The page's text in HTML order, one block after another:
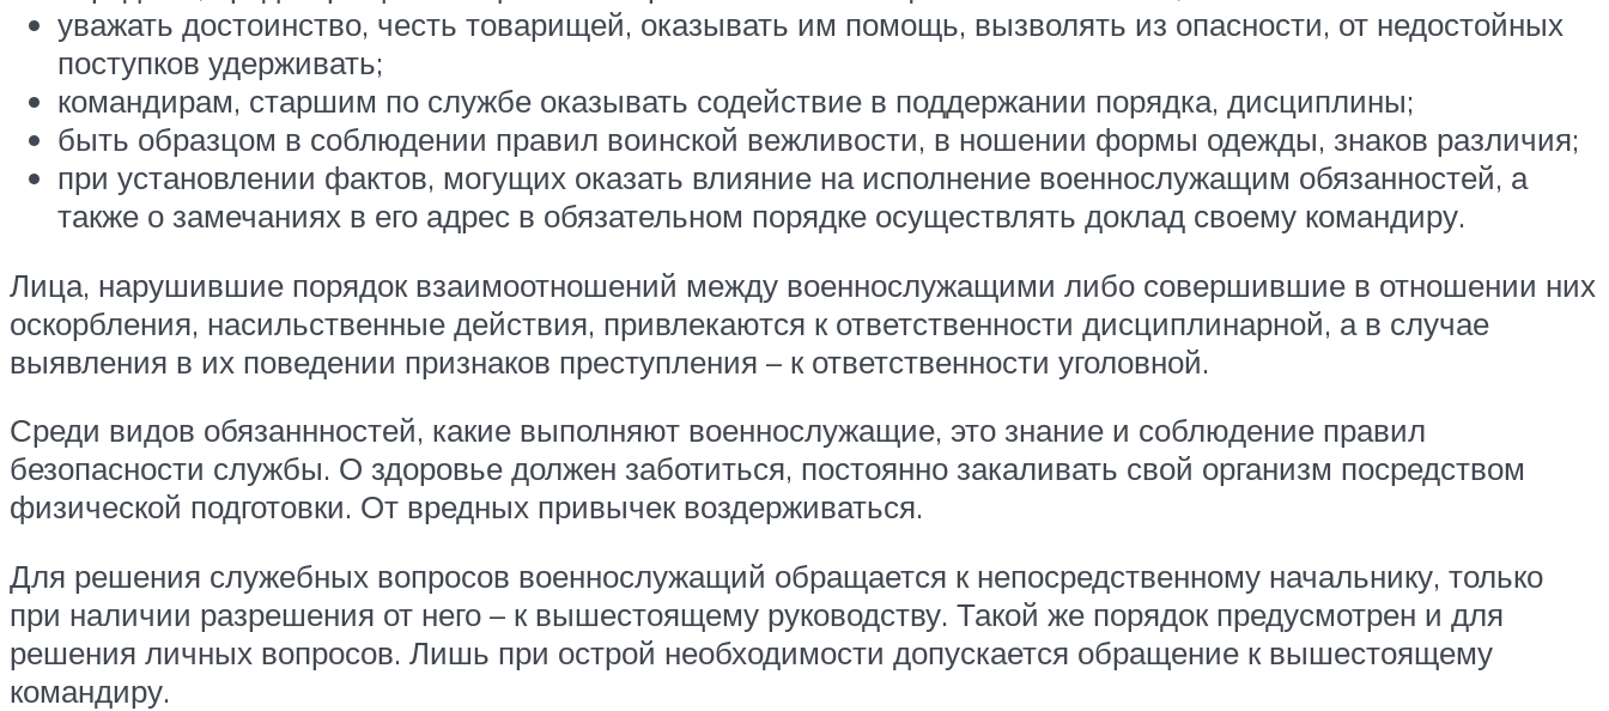
уважать достоинство, честь товарищей, оказывать им помощь, вызволять из опасности, от недостойных
поступков удерживать;
командирам, старшим по службе оказывать содействие в поддержании порядка, дисциплины;
быть образцом в соблюдении правил воинской вежливости, в ношении формы одежды, знаков различия;
при установлении фактов, могущих оказать влияние на исполнение военнослужащим обязанностей, а
также о замечаниях в его адрес в обязательном порядке осуществлять доклад своему командиру.
Лица, нарушившие порядок взаимоотношений между военнослужащими либо совершившие в отношении них
оскорбления, насильственные действия, привлекаются к ответственности дисциплинарной, а в случае
выявления в их поведении признаков преступления – к ответственности уголовной.
Среди видов обязаннностей, какие выполняют военнослужащие, это знание и соблюдение правил
безопасности службы. О здоровье должен заботиться, постоянно закаливать свой организм посредством
физической подготовки. От вредных привычек воздерживаться.
Для решения служебных вопросов военнослужащий обращается к непосредственному начальнику, только
при наличии разрешения от него – к вышестоящему руководству. Такой же порядок предусмотрен и для
решения личных вопросов. Лишь при острой необходимости допускается обращение к вышестоящему
командиру.